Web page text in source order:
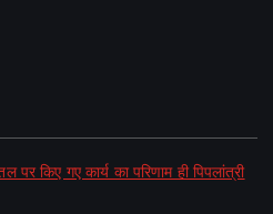
पर किए गए कार्य का परिणाम ही पिपलांत्री